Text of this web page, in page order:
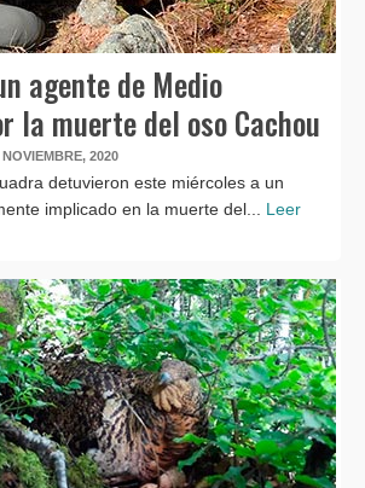
agente de Medio
la muerte del oso Cachou
NOVIEMBRE, 2020
detuvieron este miércoles a un
implicado en la muerte del... Leer